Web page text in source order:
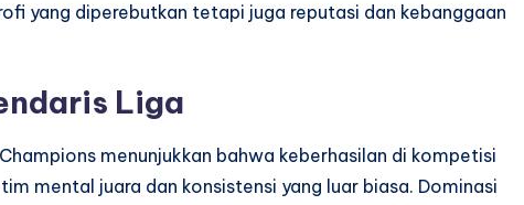
yang diperebutkan tetapi juga reputasi dan kebanggaan
Liga
menunjukkan bahwa keberhasilan di kompetisi
mental juara dan konsistensi yang luar biasa. Dominasi